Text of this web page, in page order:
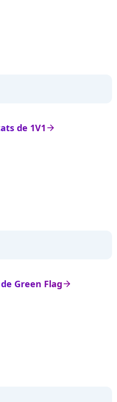
arrow_right
de 1V1
arrow_right
Green Flag